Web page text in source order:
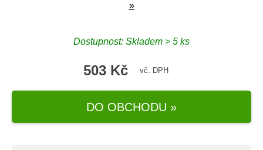
»
Dostupnost: Skladem > 5 ks
503 Kč vč. DPH
DO OBCHODU »